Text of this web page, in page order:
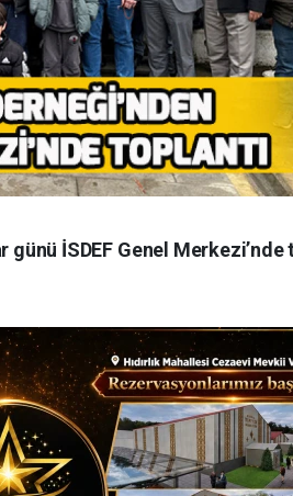
günü İSDEF Genel Merkezi’nde